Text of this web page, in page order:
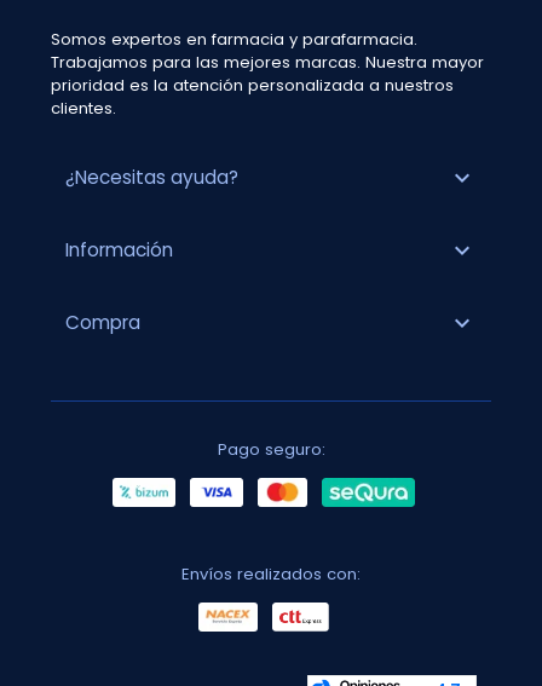
Somos expertos en farmacia y parafarmacia.
Trabajamos para las mejores marcas. Nuestra mayor
prioridad es la atención personalizada a nuestros
clientes.
¿Necesitas ayuda? expand_more
Información expand_more
Compra expand_more
Pago seguro:
Envíos realizados con: